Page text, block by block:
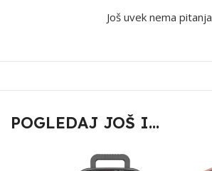
Još uvek nema pitanja
POGLEDAJ JOŠ I...